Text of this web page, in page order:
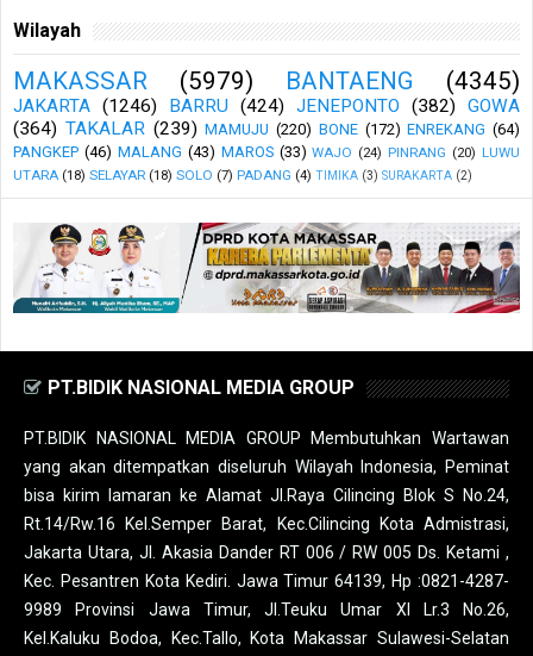
Wilayah
MAKASSAR (5979) BANTAENG (4345)
JAKARTA (1246) BARRU (424) JENEPONTO (382)
GOWA
(364) TAKALAR (239) MAMUJU (220) BONE (172) ENREKANG (64)
PANGKEP (46) MALANG (43) MAROS (33) WAJO (24) PINRANG (20) LUWU
UTARA (18) SELAYAR (18) SOLO (7) PADANG (4) TIMIKA (3) SURAKARTA (2)
PT.BIDIK NASIONAL MEDIA GROUP
PT.BIDIK NASIONAL MEDIA GROUP Membutuhkan Wartawan
yang akan ditempatkan diseluruh Wilayah Indonesia, Peminat
bisa kirim lamaran ke Alamat Jl.Raya Cilincing Blok S No.24,
Rt.14/Rw.16 Kel.Semper Barat, Kec.Cilincing Kota Admistrasi,
Jakarta Utara, Jl. Akasia Dander RT 006 / RW 005 Ds. Ketami ,
Kec. Pesantren Kota Kediri. Jawa Timur 64139, Hp :0821-4287-
9989 Provinsi Jawa Timur, Jl.Teuku Umar XI Lr.3 No.26,
Kel.Kaluku Bodoa, Kec.Tallo, Kota Makassar Sulawesi-Selatan